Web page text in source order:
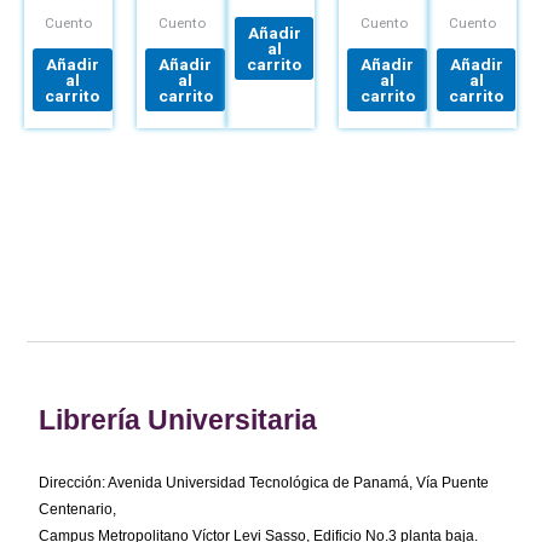
Cuento
Añadir
al
carrito
Cuento
Añadir
al
carrito
Añadir
al
carrito
Cuento
Añadir
al
carrito
Cuento
Añadir
al
carrito
Librería Universitaria
Dirección: Avenida Universidad Tecnológica de Panamá, Vía Puente
Centenario,
Campus Metropolitano Víctor Levi Sasso, Edificio No.3 planta baja.